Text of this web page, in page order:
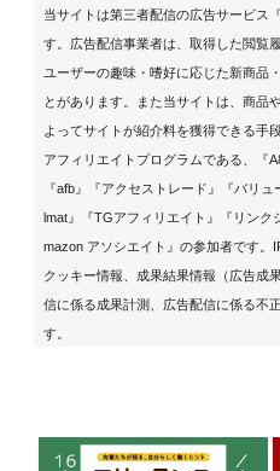
当サイトは第三者配信の広告サービス
す。広告配信事業者は、取得した閲覧
ユーザーの趣味・嗜好に応じた新商品
とがあります。また当サイトは、商品
よってサイトが紹介料を獲得できる手
アフィリエイトプログラムである、『
『afb』『アクセストレード』『バリ
lmat』『TGアフィリエイト』『リンク
mazon アソシエイト』の参加者です。
クッキー情報、成果結果情報（広告成
信に係る成果計測、広告配信に係る不
す。